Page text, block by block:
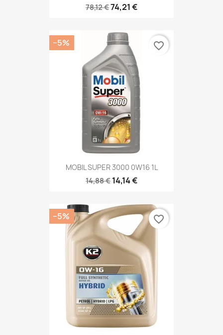
78,12 €74,21 €
MOBIL SUPER 3000 0W16 1L
14,88 € 14,14 €
−5% favorite_border
−5% favorite_border